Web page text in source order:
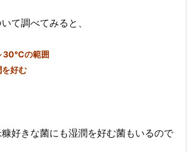
て調べてみると、
30℃の範囲
好む
好きな菌にも湿潤を好む菌もいるので